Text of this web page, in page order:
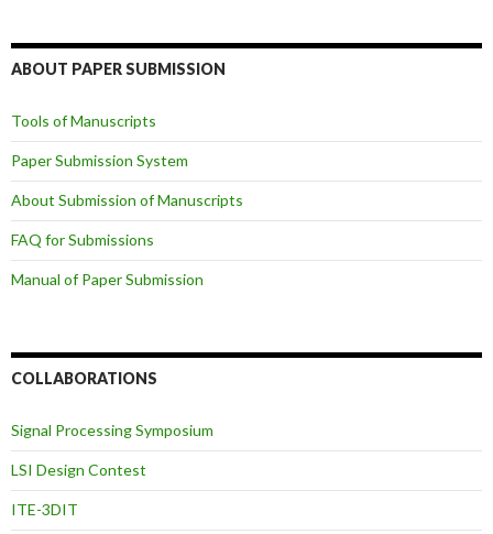
ABOUT PAPER SUBMISSION
Tools of Manuscripts
Paper Submission System
About Submission of Manuscripts
FAQ for Submissions
Manual of Paper Submission
COLLABORATIONS
Signal Processing Symposium
LSI Design Contest
ITE-3DIT